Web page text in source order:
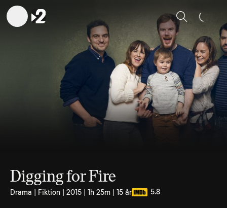
Sök
Digging for Fire
Drama | Fiktion | 2015 | 1h 25m | 15 år 5.8